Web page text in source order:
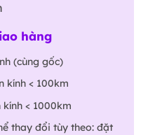
hàng
(cùng gốc)
< 100km
< 1000km
thay đổi tùy theo: đặt